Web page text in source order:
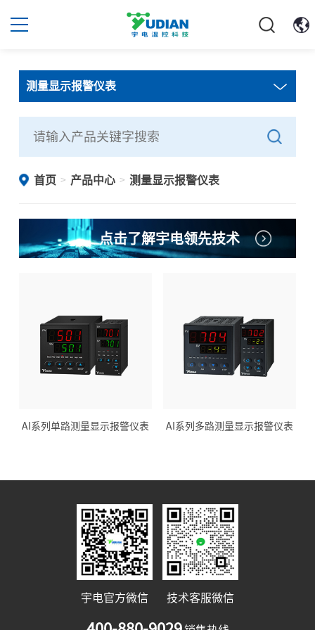
测量显示报警仪表
首页 > 产品中心 > 测量显示报警仪表
点击了解宇电领先技术
AI系列单路测量显示报警仪表 AI系列多路测量显示报警仪表
宇电官方微信 技术客服微信